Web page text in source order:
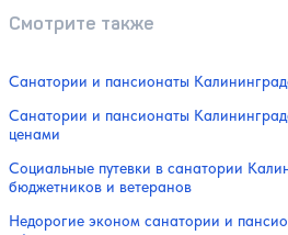
Смотрите также
Санатории и пансионаты
Санатории и пансионаты
ценами
Социальные путевки в санатории
бюджетников и ветеранов
Недорогие эконом санатории и